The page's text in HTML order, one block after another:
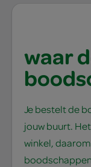
waar
Je bestelt de
jouw buurt.
winkel,